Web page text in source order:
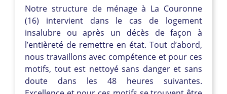
Notre structure de ménage à La Couronne
(16) intervient dans le cas de logement
insalubre ou après un décès de façon à
l’entièreté de remettre en état. Tout d’abord,
nous travaillons avec compétence et pour ces
motifs, tout est nettoyé sans danger et sans
doute dans les 48 heures suivantes.